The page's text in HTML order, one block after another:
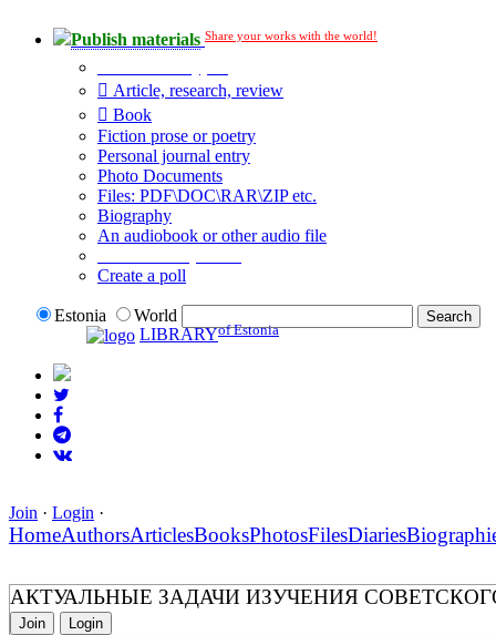
Publish materials Share your works with the world!
Article, research, review
Book
Fiction prose or poetry
Personal journal entry
Photo Documents
Files: PDF\DOC\RAR\ZIP etc.
Biography
An audiobook or other audio file
Create a poll
Estonia
World
LIBRARYof Estonia
Join · Login ·
HomeAuthorsArticlesBooksPhotosFilesDiaries
АКТУАЛЬНЫЕ ЗАДАЧИ ИЗУЧЕНИЯ
Join Login